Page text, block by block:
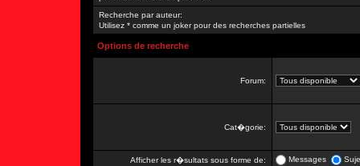
Recherche par auteur:
Utilisez * comme un joker pour des recherches partielles
Options de recherche
Forum:
Cat�gorie:
Afficher les r�sultats sous forme de: Messages